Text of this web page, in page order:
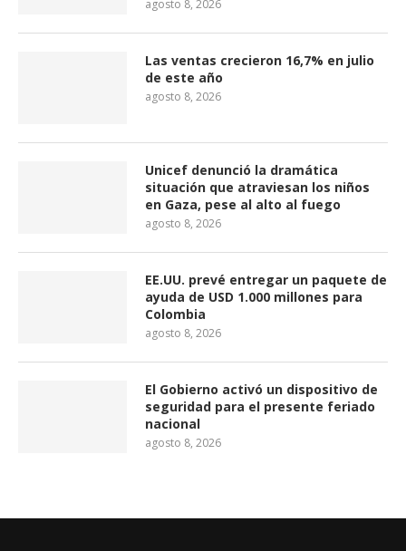
agosto 8, 2026
Las ventas crecieron 16,7% en julio
de este año
agosto 8, 2026
Unicef denunció la dramática
situación que atraviesan los niños
en Gaza, pese al alto al fuego
agosto 8, 2026
EE.UU. prevé entregar un paquete de
ayuda de USD 1.000 millones para
Colombia
agosto 8, 2026
El Gobierno activó un dispositivo de
seguridad para el presente feriado
nacional
agosto 8, 2026